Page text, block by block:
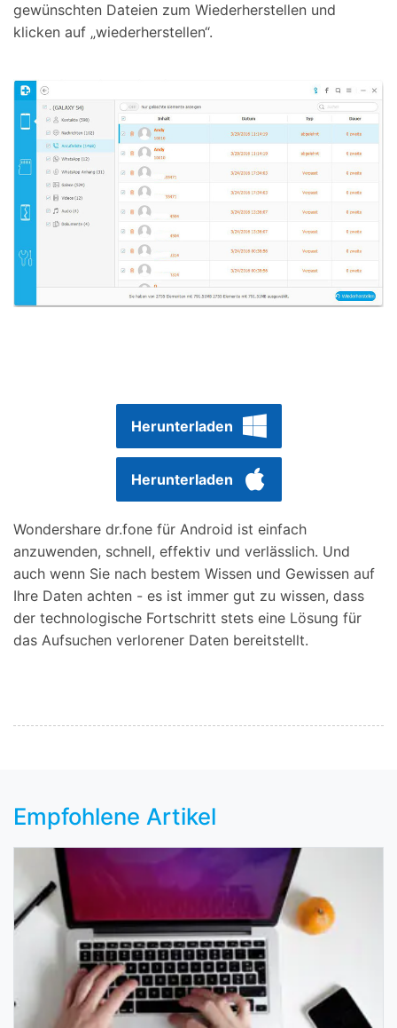
gewünschten Dateien zum Wiederherstellen und
klicken auf „wiederherstellen“.
Herunterladen
Herunterladen
Wondershare dr.fone für Android ist einfach
anzuwenden, schnell, effektiv und verlässlich. Und
auch wenn Sie nach bestem Wissen und Gewissen auf
Ihre Daten achten - es ist immer gut zu wissen, dass
der technologische Fortschritt stets eine Lösung für
das Aufsuchen verlorener Daten bereitstellt.
Empfohlene Artikel